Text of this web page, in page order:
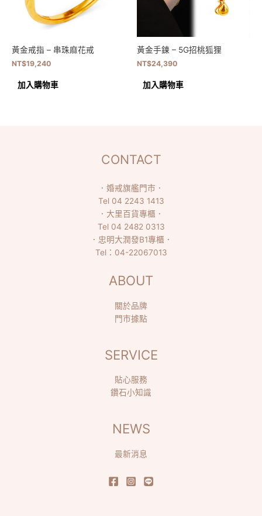
黃金戒指 – 串珠麻花戒
NT$19,240
加入購物車
黃金手鍊 – 5G招桃狐狸
NT$24,390
加入購物車
CONTACT
． 婚戒旗艦門市 ．
Tel 04 2243 1413
． 大里百貨專櫃 ．
Tel 04 2482 0313
． 忠明大潤發B1專櫃 ．
Tel： 04-22067013
ABOUT
關於品牌
門市據點
SERVICE
貼心服務
鑽石小知識
NEWS
最新消息